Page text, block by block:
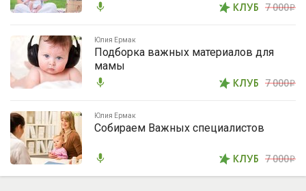
mic КЛУБ 7 000i
Юлия Ермак
Подборка важных материалов для
мамы
mic КЛУБ 7 000i
Юлия Ермак
Собираем Важных специалистов
mic КЛУБ 7 000i